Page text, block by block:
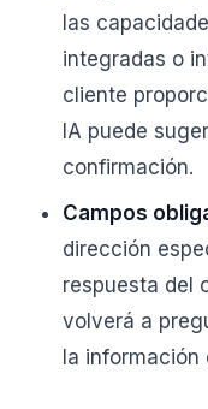
las
integradas o
cliente
IA puede
confirmación.
Campos
dirección
respuesta del
volverá a
la información